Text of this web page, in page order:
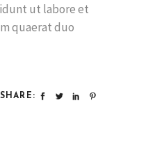
ut labore et
quaerat duo
SHARE: